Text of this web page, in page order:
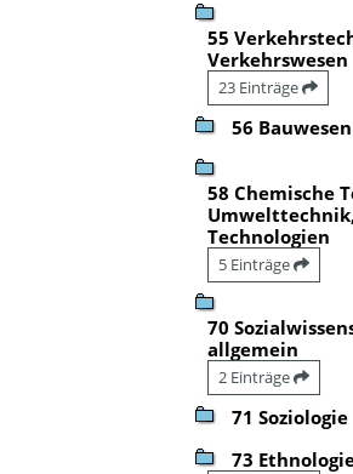
55
Verkehrswesen
23 Einträge
56 Bauwesen
58 Chemische
Technologien
5 Einträge
70
allgemein
2 Einträge
71 Soziologie
73